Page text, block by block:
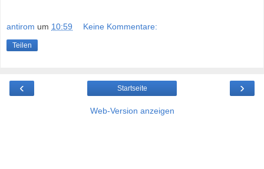
antirom um 10:59 Keine Kommentare:
Teilen
‹ ›
Startseite
Web-Version anzeigen